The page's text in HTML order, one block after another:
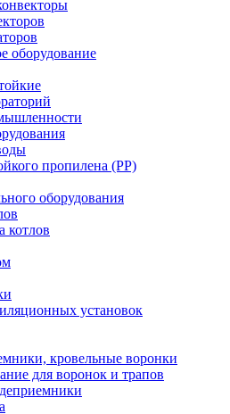
оборудование
пропилена (PP)
оборудования
котлов
установок
кровельные воронки
для воронок и трапов